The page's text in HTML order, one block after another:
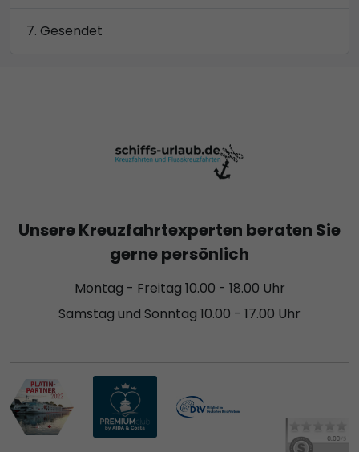
Gesendet
Unsere Kreuzfahrtexperten beraten Sie
gerne persönlich
Montag - Freitag 10.00 - 18.00 Uhr
Samstag und Sonntag 10.00 - 17.00 Uhr